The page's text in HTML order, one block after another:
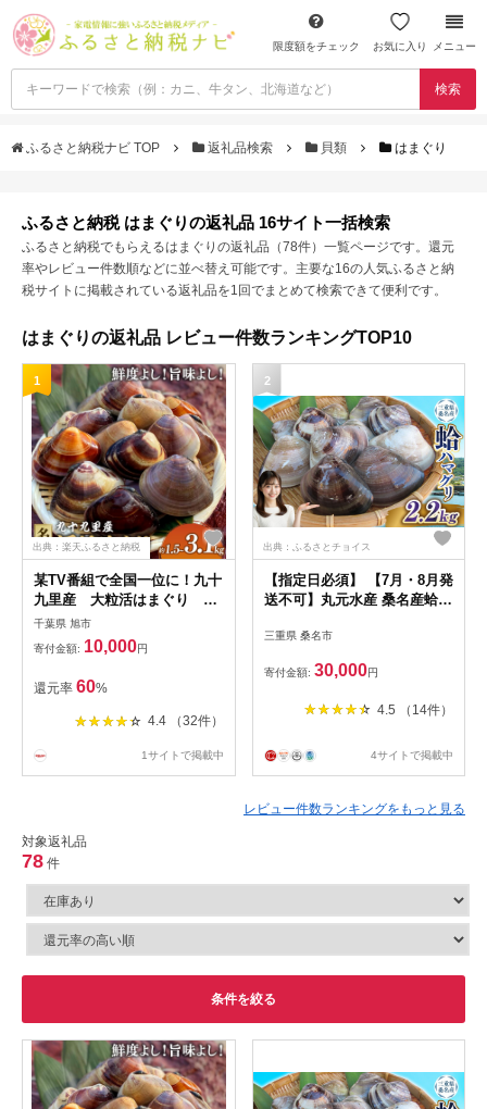
限度額をチェック お気に入り メニュー
検索
ふるさと納税ナビ TOP 返礼品検索 貝類 はまぐり
ふるさと納税 はまぐりの返礼品 16サイト一括検索
ふるさと納税でもらえるはまぐりの返礼品（78件）一覧ページです。還元
率やレビュー件数順などに並べ替え可能です。主要な16の人気ふるさと納
税サイトに掲載されている返礼品を1回でまとめて検索できて便利です。
はまぐりの返礼品 レビュー件数ランキングTOP10
1
出典：楽天ふるさと納税
某TV番組で全国一位に！九十
九里産 大粒活はまぐり 約
1.5kg【配送不可地域：離
島】
千葉県 旭市
寄付金額: 10,000円
還元率 60%
4.4 （32件）
1サイトで掲載中
2
出典：ふるさとチョイス
【指定日必須】 【7月・8月発
送不可】丸元水産 桑名産蛤
ハマグリ 蛤 天然 活 砂抜き済
介 貝 魚貝 活はまぐり 焼きは
物 パエリア パスタ 桑名 日に
その手は桑名の焼きはまぐり
特産
三重県 桑名市
寄付金額: 30,000円
4.5 （14件）
4サイトで掲載中
レビュー件数ランキングをもっと見る
対象返礼品
78 件
条件を絞る